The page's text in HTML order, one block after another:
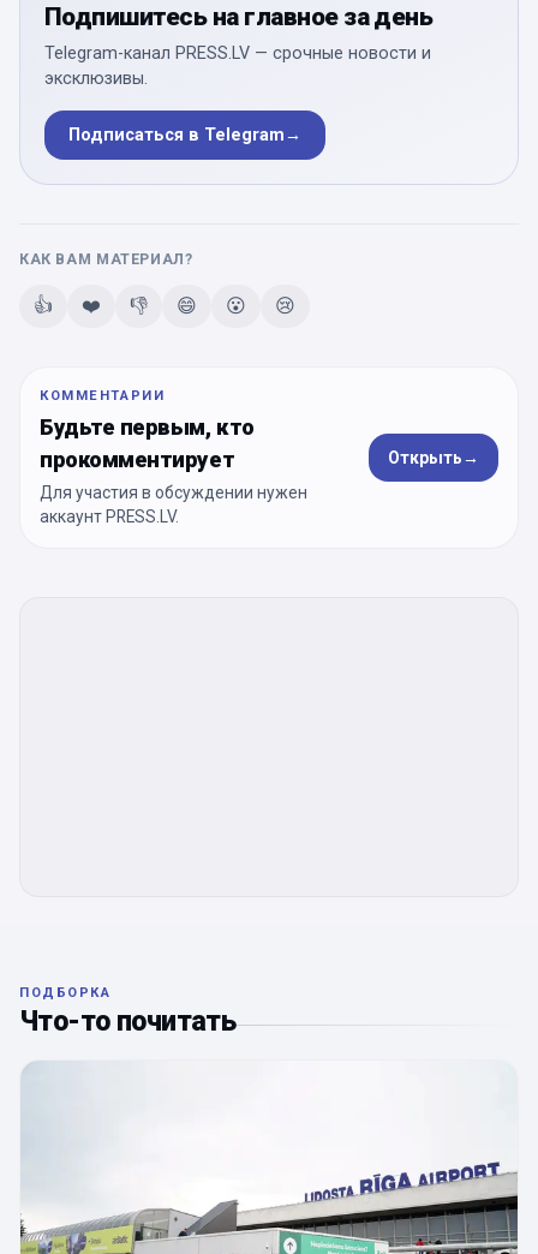
Подпишитесь на главное за день
Telegram-канал PRESS.LV — срочные новости и
эксклюзивы.
Подписаться в Telegram→
КАК ВАМ МАТЕРИАЛ?
👍 ❤️ 👎 😄 😮 😢
КОММЕНТАРИИ
Будьте первым, кто
прокомментирует
Для участия в обсуждении нужен
аккаунт PRESS.LV.
Открыть→
ПОДБОРКА
Что-то почитать